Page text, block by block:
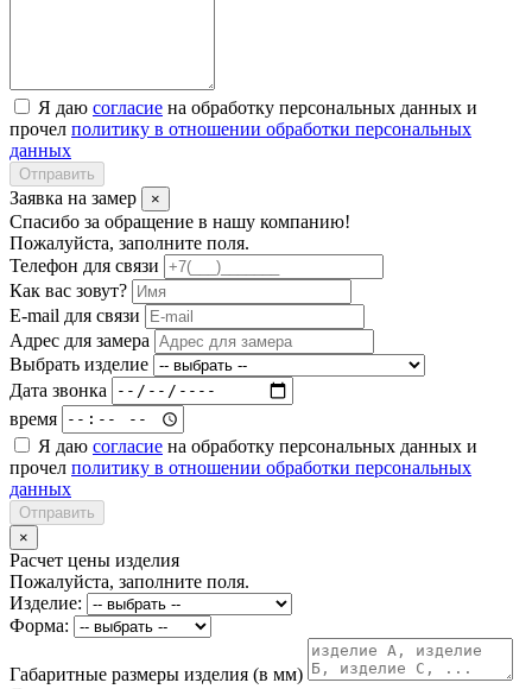
Я даю согласие на обработку персональных данных и
прочел политику в отношении обработки персональных
данных
Отправить
Заявка на замер ×
Спасибо за обращение в нашу компанию!
Пожалуйста, заполните поля.
Телефон для связи
Как вас зовут?
E-mail для связи
Адрес для замера
Выбрать изделие
Дата звонка
время
Я даю согласие на обработку персональных данных и
прочел политику в отношении обработки персональных
данных
Отправить
×
Расчет цены изделия
Пожалуйста, заполните поля.
Изделие:
Форма:
Габаритные размеры изделия (в мм)